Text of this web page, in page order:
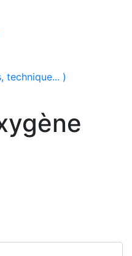
technique... )